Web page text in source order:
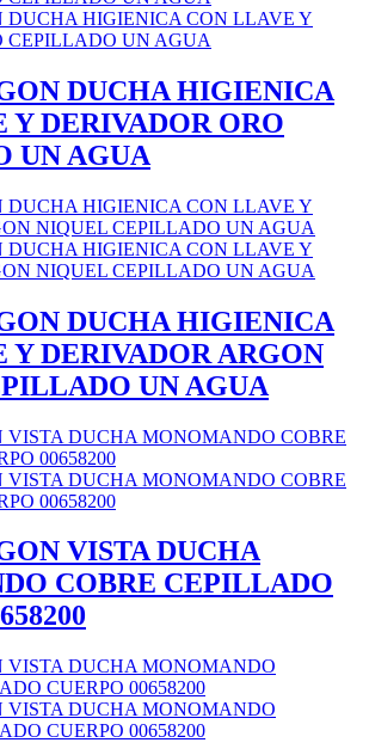
DUCHA HIGIENICA
Y DERIVADOR ORO
UN AGUA
DUCHA HIGIENICA
Y DERIVADOR ARGON
UN AGUA
VISTA DUCHA
COBRE CEPILLADO